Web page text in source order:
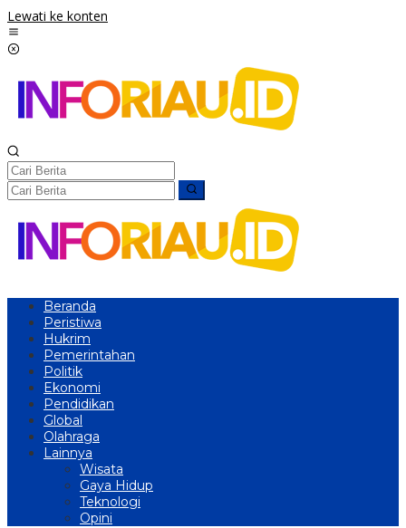
Lewati ke konten
Beranda
Peristiwa
Hukrim
Pemerintahan
Politik
Ekonomi
Pendidikan
Global
Olahraga
Lainnya
Wisata
Gaya Hidup
Teknologi
Opini